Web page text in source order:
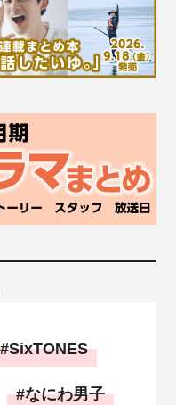
SixTONES
なにわ男子